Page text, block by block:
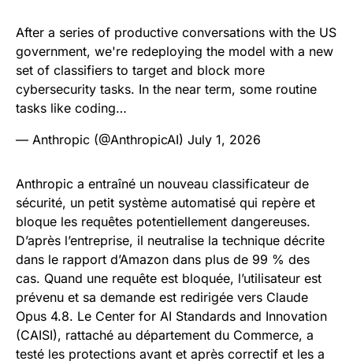
After a series of productive conversations with the US
government, we're redeploying the model with a new
set of classifiers to target and block more
cybersecurity tasks. In the near term, some routine
tasks like coding…
— Anthropic (@AnthropicAI) July 1, 2026
Anthropic a entraîné un nouveau classificateur de
sécurité, un petit système automatisé qui repère et
bloque les requêtes potentiellement dangereuses.
D’après l’entreprise, il neutralise la technique décrite
dans le rapport d’Amazon dans plus de 99 % des
cas. Quand une requête est bloquée, l’utilisateur est
prévenu et sa demande est redirigée vers Claude
Opus 4.8. Le Center for AI Standards and Innovation
(CAISI), rattaché au département du Commerce, a
testé les protections avant et après correctif et les a